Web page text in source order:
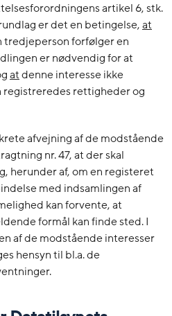
artikel 6, stk.
er det en betingelse,at
tredjeperson forfølger en
er nødvendig for at
atdenne interesse ikke
rettigheder og
afvejning af de modstående
nr. 47, at der skal
herunder af, om en registeret
med indsamlingen af
kan forvente, at
formål kan finde sted. I
af de modstående interesser
hensyn til bl.a. de